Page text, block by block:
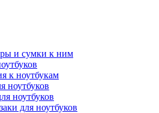
и сумки к ним
к ноутбукам
ноутбуков
ноутбуков
для ноутбуков